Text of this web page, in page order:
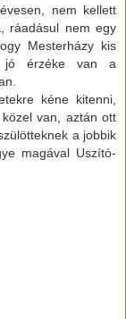
nem kellett
ráadásul nem egy
Mesterházy kis
jó érzéke van a
kéne kitenni,
van, aztán ott
a jobbik
magával Uszító-